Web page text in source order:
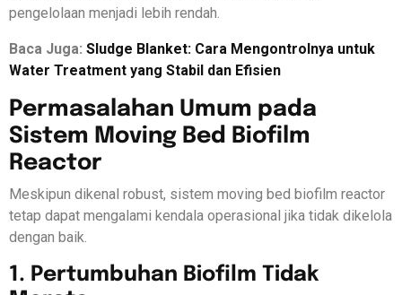
pengelolaan menjadi lebih rendah.
Baca Juga: Sludge Blanket: Cara Mengontrolnya untuk
Water Treatment yang Stabil dan Efisien
Permasalahan Umum pada
Sistem Moving Bed Biofilm
Reactor
Meskipun dikenal robust, sistem moving bed biofilm reactor
tetap dapat mengalami kendala operasional jika tidak dikelola
dengan baik.
1. Pertumbuhan Biofilm Tidak